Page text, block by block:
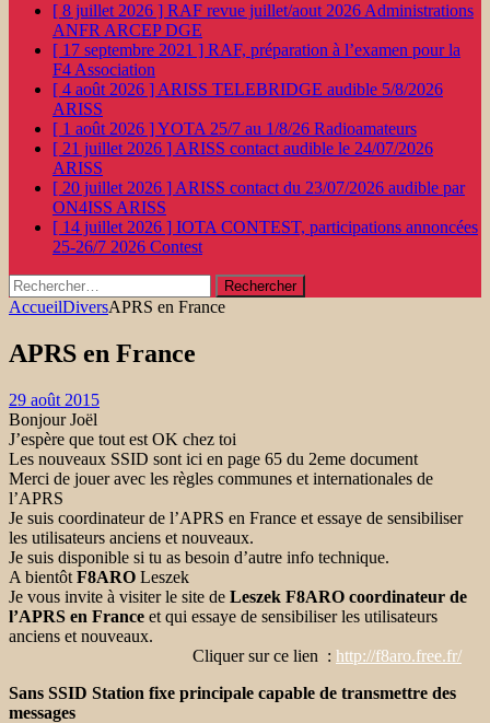
[ 8 juillet 2026 ] RAF revue juillet/aout 2026 Administrations
ANFR ARCEP DGE
[ 17 septembre 2021 ] RAF, préparation à l’examen pour la
F4 Association
[ 4 août 2026 ] ARISS TELEBRIDGE audible 5/8/2026
ARISS
[ 1 août 2026 ]YOTA 25/7 au 1/8/26 Radioamateurs
[ 21 juillet 2026 ] ARISS contact audible le 24/07/2026
ARISS
[ 20 juillet 2026 ] ARISS contact du 23/07/2026 audible par
ON4ISS ARISS
[ 14 juillet 2026 ] IOTA CONTEST, participations annoncées
25-26/7 2026 Contest
Rechercher :
AccueilDiversAPRS en France
APRS en France
29 août 2015
Bonjour Joël
J’espère que tout est OK chez toi
Les nouveaux SSID sont ici en page 65 du 2eme document
Merci de jouer avec les règles communes et internationales de
l’APRS
Je suis coordinateur de l’APRS en France et essaye de sensibiliser
les utilisateurs anciens et nouveaux.
Je suis disponible si tu as besoin d’autre info technique.
A bientôt F8ARO Leszek
Je vous invite à visiter le site de Leszek F8ARO coordinateur de
l’APRS en France et qui essaye de sensibiliser les utilisateurs
anciens et nouveaux.
Cliquer sur ce lien : http://f8aro.free.fr/
Sans SSID Station fixe principale capable de transmettre des
messages